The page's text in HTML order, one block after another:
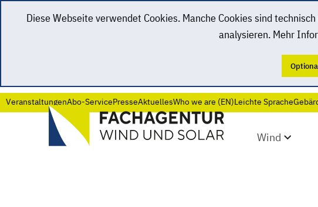
Diese Webseite verwendet Cookies. Manche Cookies sind
analysieren. Mehr
VeranstaltungenAbo-ServicePresseAktuellesWho we are (EN)Leichte Sprache
Wind